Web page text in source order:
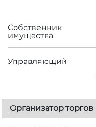
Собственник
имущества
Управляющий
Организатор торгов